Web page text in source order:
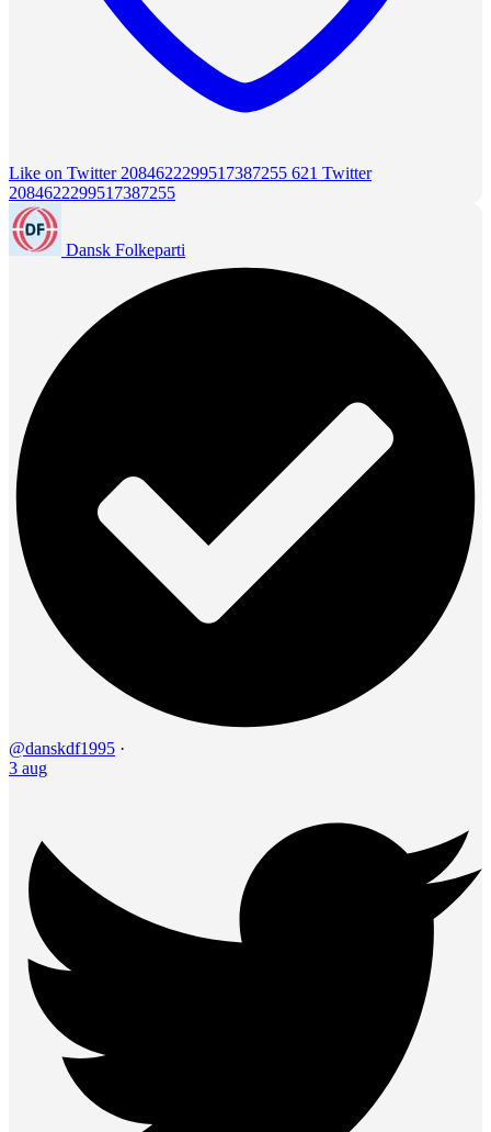
Like on Twitter 2084622299517387255 621 Twitter
2084622299517387255
Dansk Folkeparti
@danskdf1995 ·
3 aug